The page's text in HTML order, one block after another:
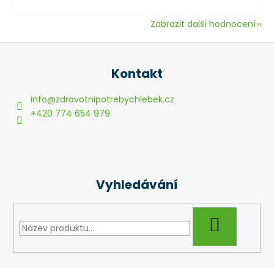
Zobrazit další hodnocení
Kontakt
info@zdravotnipotrebychlebek.cz
+420 774 654 979
Vyhledávání